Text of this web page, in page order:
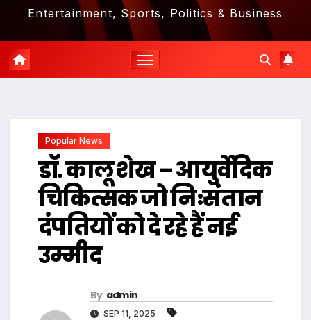
Entertainment, Sports, Politics & Business
Popular News
डॉ. कालू शेख – आयुर्वेदिक
चिकित्सक जो निःसंतान
दंपतियों को दे रहे हैं नई
उम्मीद
By admin
SEP 11, 2025